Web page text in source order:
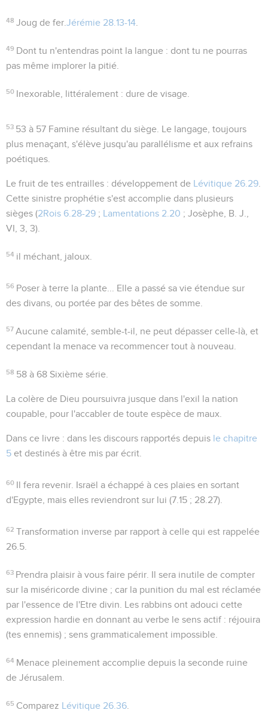
48 Joug de fer.Jérémie 28.13-14
49 Dont tu n'entendras point la langue : dont tu ne pourras
pas même implorer la pitié.
50 Inexorable , littéralement : dure de visage
53 53 à 57 Famine résultant du siège. Le langage, toujours
plus menaçant, s'élève jusqu'au parallélisme et aux refrains
poétiques.
Le fruit de tes entrailles : développement de Lévitique 26.29
Cette sinistre prophétie s'est accomplie dans plusieurs
sièges (2Rois 6.28-29 ; Lamentations 2.20 ; Josèphe, B. J.,
VI, 3, 3).
54 il méchant , jaloux.
56 Poser à terre la plante...
Elle a passé sa vie étendue sur
des divans, ou portée par des bêtes de somme.
57 Aucune calamité, semble-t-il, ne peut dépasser celle-là, et
cependant la menace va recommencer tout à nouveau.
58 58 à 68 Sixième série.
La colère de Dieu poursuivra jusque dans l'exil la nation
coupable, pour l'accabler de toute espèce de maux.
Dans ce livre : dans les discours rapportés depuis le chapitre
5 et destinés à être mis par écrit.
60 Il fera revenir . Israël a échappé à ces plaies en sortant
d'Egypte, mais elles reviendront sur lui (7.15 ; 28.27).
62 Transformation inverse par rapport à celle qui est rappelée
26.5
63 Prendra plaisir à vous faire périr . Il sera inutile de compter
sur la miséricorde divine ; car la punition du mal est réclamée
par l'essence de l'Etre divin. Les rabbins ont adouci cette
expression hardie en donnant au verbe le sens actif : réjouira
(tes ennemis) ; sens grammaticalement impossible.
64 Menace pleinement accomplie depuis la seconde ruine
de Jérusalem.
65 Comparez Lévitique 26.36